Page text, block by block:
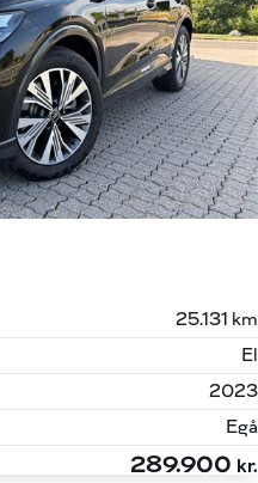
25.131 km
El
2023
Egå
289.900 kr.